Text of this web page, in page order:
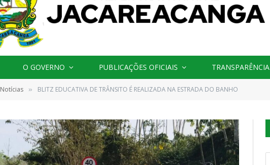
O GOVERNO PUBLICAÇÕES OFICIAIS TRANSPARÊNCIA
Notícias » BLITZ EDUCATIVA DE TRÂNSITO É REALIZADA NA ESTRADA DO BANHO